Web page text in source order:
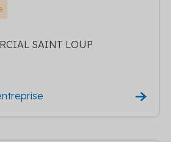
SAINT LOUP